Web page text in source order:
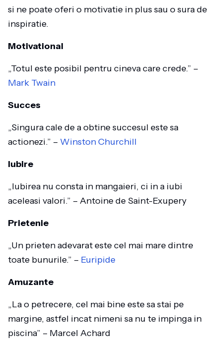
si ne poate oferi o motivatie in plus sau o sura de
inspiratie.
Motivational
„Totul este posibil pentru cineva care crede.” –
Mark Twain
Succes
„Singura cale de a obtine succesul este sa
actionezi.” – Winston Churchill
Iubire
„Iubirea nu consta in mangaieri, ci in a iubi
aceleasi valori.” – Antoine de Saint-Exupery
Prietenie
„Un prieten adevarat este cel mai mare dintre
toate bunurile.” – Euripide
Amuzante
„La o petrecere, cel mai bine este sa stai pe
margine, astfel incat nimeni sa nu te impinga in
piscina” – Marcel Achard